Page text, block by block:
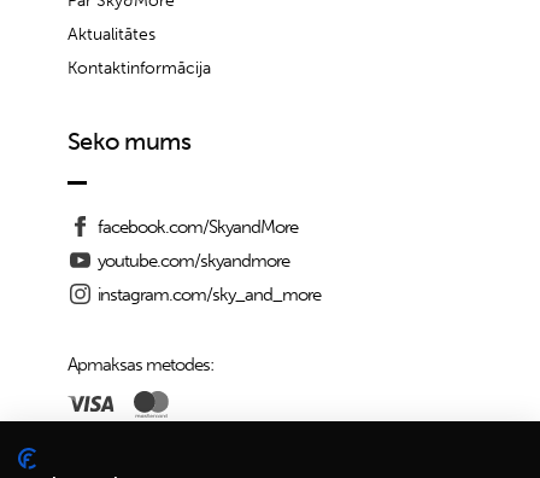
Aktualitātes
Kontaktinformācija
Seko mums
facebook.com/SkyandMore
youtube.com/skyandmore
instagram.com/sky_and_more
Apmaksas metodes: